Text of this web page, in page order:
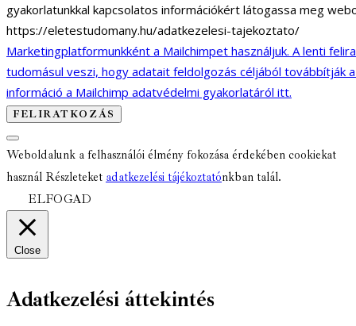
gyakorlatunkkal kapcsolatos információkért látogassa meg
https://eletestudomany.hu/adatkezelesi-tajekoztato/
Marketingplatformunkként a Mailchimpet használjuk. A lenti
tudomásul veszi, hogy adatait feldolgozás céljából továbbítják
információ a Mailchimp adatvédelmi gyakorlatáról itt.
Weboldalunk a felhasználói élmény fokozása érdekében cookiekat
használ Részleteket adatkezelési tájékoztatónkban talál.
ELFOGAD
Close
Adatkezelési áttekintés